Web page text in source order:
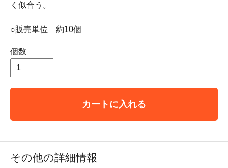
く似合う。
○販売単位 約10個
個数
カートに入れる
その他の詳細情報